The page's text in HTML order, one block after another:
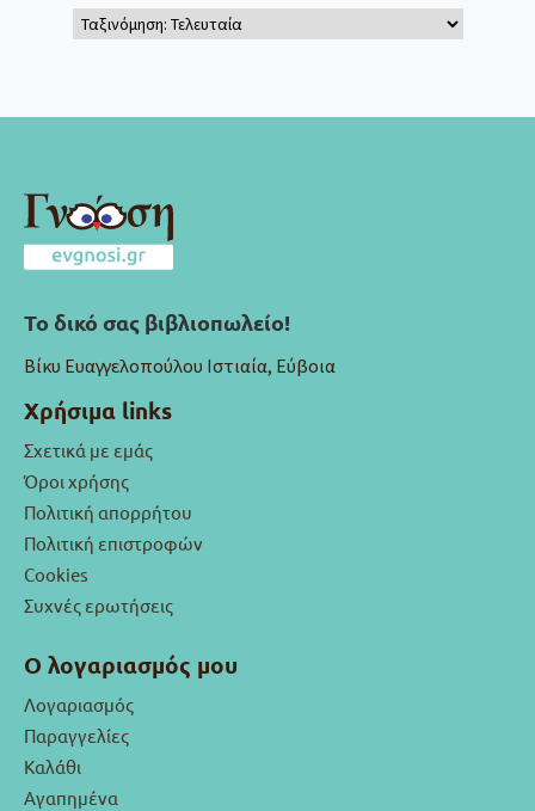
Το δικό σας βιβλιοπωλείο!
Βίκυ Ευαγγελοπούλου Ιστιαία, Εύβοια
Χρήσιμα links
Σχετικά με εμάς
Όροι χρήσης
Πολιτική απορρήτου
Πολιτική επιστροφών
Cookies
Συχνές ερωτήσεις
Ο λογαριασμός μου
Λογαριασμός
Παραγγελίες
Καλάθι
Αγαπημένα